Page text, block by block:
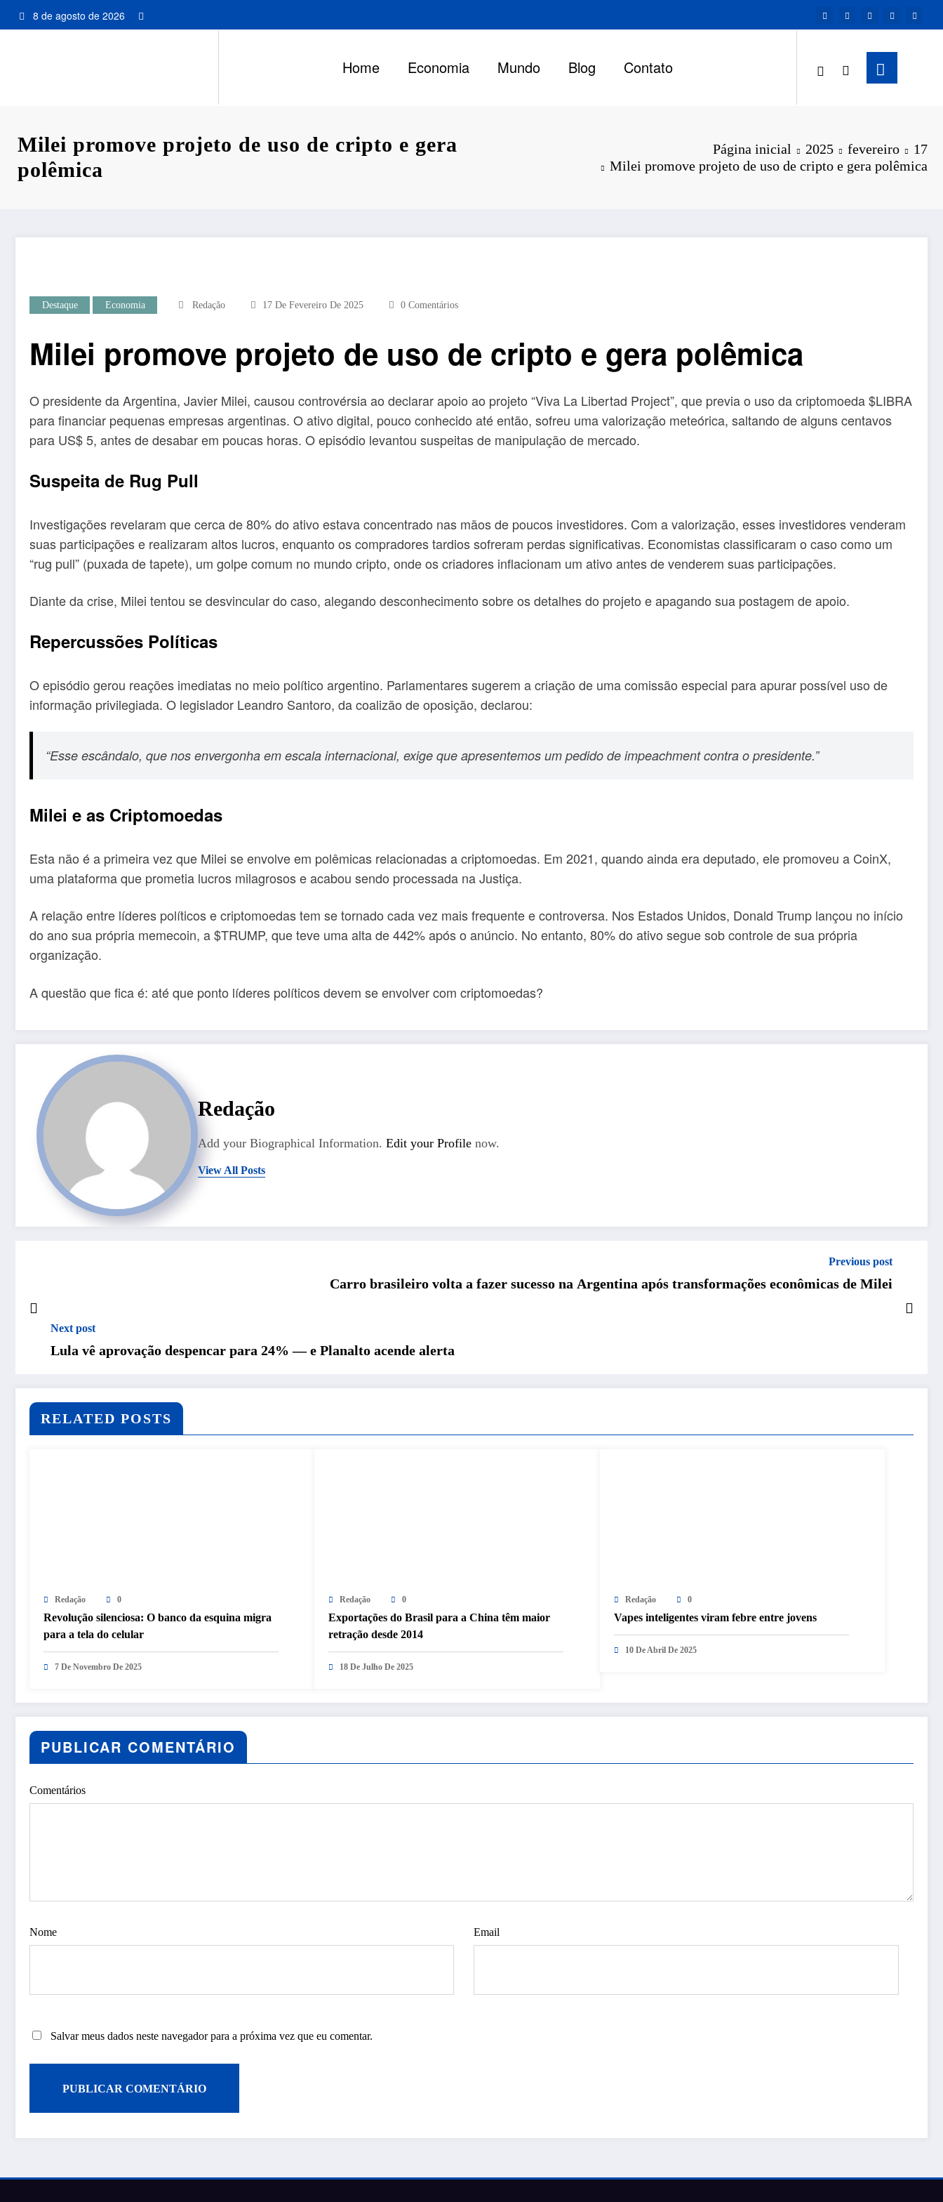
para
8 de agosto de 2026
Home Economia Mundo Blog Contato
Milei promove projeto de uso de cripto e gera
polêmica
Página inicial 2025 fevereiro
17
Milei promove projeto de uso de cripto e gera polêmica
Destaque Economia Redação 17 De Fevereiro De 2025 0 Comentários
Milei promove projeto de uso de cripto e gera polêmica
O presidente da Argentina, Javier Milei, causou controvérsia ao declarar apoio ao projeto “Viva La Libertad Project”, que previa o uso da criptomoeda $LIBRA
para financiar pequenas empresas argentinas. O ativo digital, pouco conhecido até então, sofreu uma valorização meteórica, saltando de alguns centavos
para US$ 5, antes de desabar em poucas horas. O episódio levantou suspeitas de manipulação de mercado.
Suspeita de Rug Pull
Investigações revelaram que cerca de 80% do ativo estava concentrado nas mãos de poucos investidores. Com a valorização, esses investidores venderam
suas participações e realizaram altos lucros, enquanto os compradores tardios sofreram perdas significativas. Economistas classificaram o caso como um
“rug pull” (puxada de tapete), um golpe comum no mundo cripto, onde os criadores inflacionam um ativo antes de venderem suas participações.
Diante da crise, Milei tentou se desvincular do caso, alegando desconhecimento sobre os detalhes do projeto e apagando sua postagem de apoio.
Repercussões Políticas
O episódio gerou reações imediatas no meio político argentino. Parlamentares sugerem a criação de uma comissão especial para apurar possível uso de
informação privilegiada. O legislador Leandro Santoro, da coalizão de oposição, declarou:
“Esse escândalo, que nos envergonha em escala internacional, exige que apresentemos um pedido de impeachment contra o presidente.”
Milei e as Criptomoedas
Esta não é a primeira vez que Milei se envolve em polêmicas relacionadas a criptomoedas. Em 2021, quando ainda era deputado, ele promoveu a CoinX,
uma plataforma que prometia lucros milagrosos e acabou sendo processada na Justiça.
A relação entre líderes políticos e criptomoedas tem se tornado cada vez mais frequente e controversa. Nos Estados Unidos, Donald Trump lançou no início
do ano sua própria memecoin, a $TRUMP, que teve uma alta de 442% após o anúncio. No entanto, 80% do ativo segue sob controle de sua própria
organização.
A questão que fica é: até que ponto líderes políticos devem se envolver com criptomoedas?
Redação
Add your Biographical Information. Edit your Profile now.
View All Posts
Previous post
Carro brasileiro volta a fazer sucesso na Argentina após transformações econômicas de Milei
Next post
Lula vê aprovação despencar para 24% — e Planalto acende alerta
RELATED POSTS
Redação 0
Revolução silenciosa: O banco da esquina migra
para a tela do celular
7 De Novembro De 2025
Redação 0
Exportações do Brasil para a China têm maior
retração desde 2014
18 De Julho De 2025
Redação 0
Vapes inteligentes viram febre entre jovens
10 De Abril De 2025
PUBLICAR COMENTÁRIO
Comentários
Nome Email
Salvar meus dados neste navegador para a próxima vez que eu comentar.